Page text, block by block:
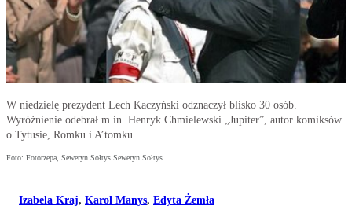
W niedzielę prezydent Lech Kaczyński odznaczył blisko 30 osób.
Wyróżnienie odebrał m.in. Henryk Chmielewski „Jupiter”, autor komiksów
o Tytusie, Romku i A’tomku
Foto: Fotorzepa, Seweryn Sołtys Seweryn Sołtys
Izabela Kraj, Karol Manys, Edyta Żemła